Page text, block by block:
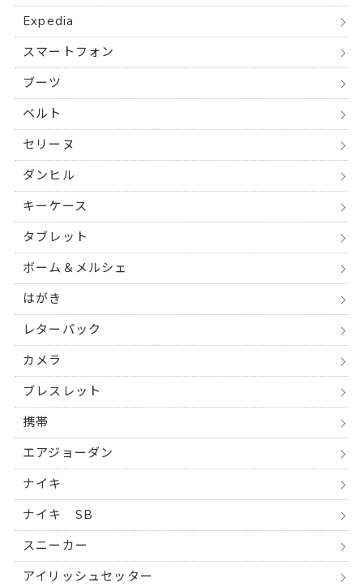
Expedia
スマートフォン
ブーツ
ベルト
セリーヌ
ダンヒル
キーケース
タブレット
ボーム＆メルシェ
はがき
レターパック
カメラ
ブレスレット
携帯
エアジョーダン
ナイキ
ナイキ SB
スニーカー
アイリッシュセッター